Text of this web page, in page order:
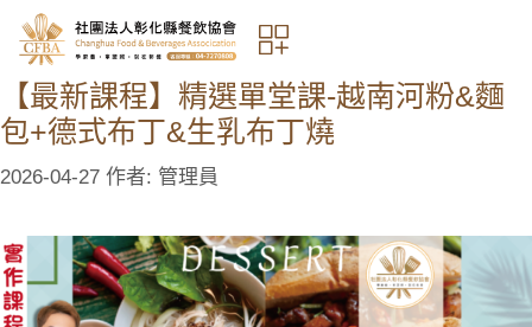
【最新課程】精選單堂課-越南河粉&麵
包+德式布丁&生乳布丁燒
2026-04-27 作者: 管理員